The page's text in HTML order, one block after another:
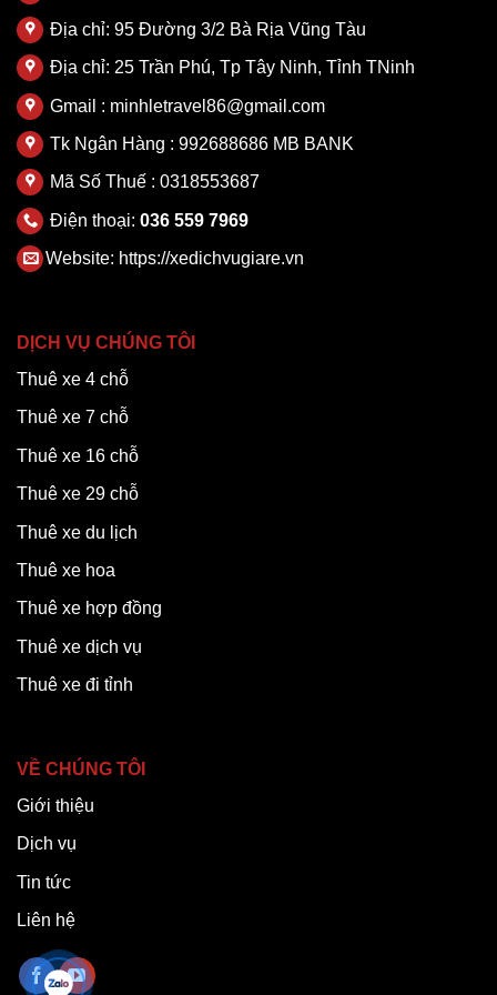
Địa chỉ: 95 Đường 3/2 Bà Rịa Vũng Tàu
Địa chỉ: 25 Trần Phú, Tp Tây Ninh, Tỉnh TNinh
Gmail : minhletravel86@gmail.com
Tk Ngân Hàng : 992688686 MB BANK
Mã Số Thuế : 0318553687
Điện thoại: 036 559 7969
Website: https://xedichvugiare.vn
DỊCH VỤ CHÚNG TÔI
Thuê xe 4 chỗ
Thuê xe 7 chỗ
Thuê xe 16 chỗ
Thuê xe 29 chỗ
Thuê xe du lịch
Thuê xe hoa
Thuê xe hợp đồng
Thuê xe dịch vụ
Thuê xe đi tỉnh
VỀ CHÚNG TÔI
Giới thiệu
Dịch vụ
Tin tức
Liên hệ